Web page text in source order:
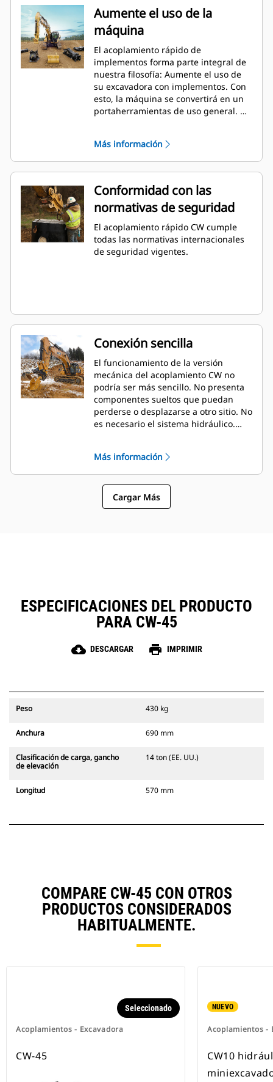
Aumente el uso de la
máquina
El acoplamiento rápido de
implementos forma parte integral de
nuestra filosofía: Aumente el uso de
su excavadora con implementos. Con
esto, la máquina se convertirá en un
portaherramientas de uso general. El
50 000 unidades vendidas en los
últimos 40 años. Se puede
intercambiar con diferentes clases de
máquina y se ha diseñado para su uso
en más de 700 máquinas diferentes,
tanto Cat como de otros fabricantes.
Más información
Conformidad con las
normativas de seguridad
El acoplamiento rápido CW cumple
todas las normativas internacionales
de seguridad vigentes.
Conexión sencilla
El funcionamiento de la versión
mecánica del acoplamiento CW no
podría ser más sencillo. No presenta
componentes sueltos que puedan
perderse o desplazarse a otro sitio. No
es necesario el sistema hidráulico.
hidráulica fácilmente en cualquier
momento.
Más información
Cargar Más
ESPECIFICACIONES DEL PRODUCTO
PARA CW-45
cloud_download DESCARGAR print IMPRIMIR
Peso 430 kg
Anchura 690 mm
Clasificación de carga, gancho
de elevación
14 ton (EE. UU.)
Longitud 570 mm
COMPARE CW-45 CON OTROS
PRODUCTOS CONSIDERADOS
HABITUALMENTE.
Acoplamientos - Excavadora
Seleccionado
CW-45
NUEVO
Acoplamientos -
CW10